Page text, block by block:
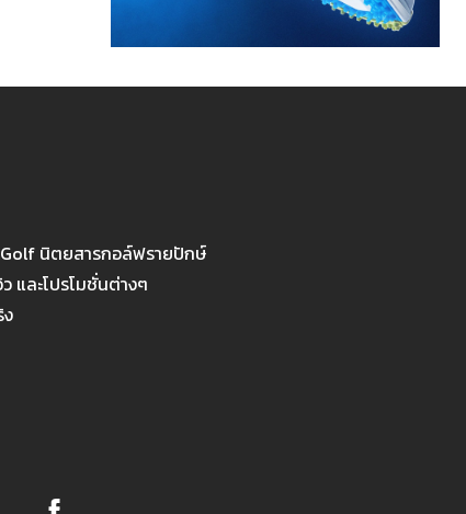
นิตยสารกอล์ฟรายปักษ์
และโปรโมชั่นต่างๆ